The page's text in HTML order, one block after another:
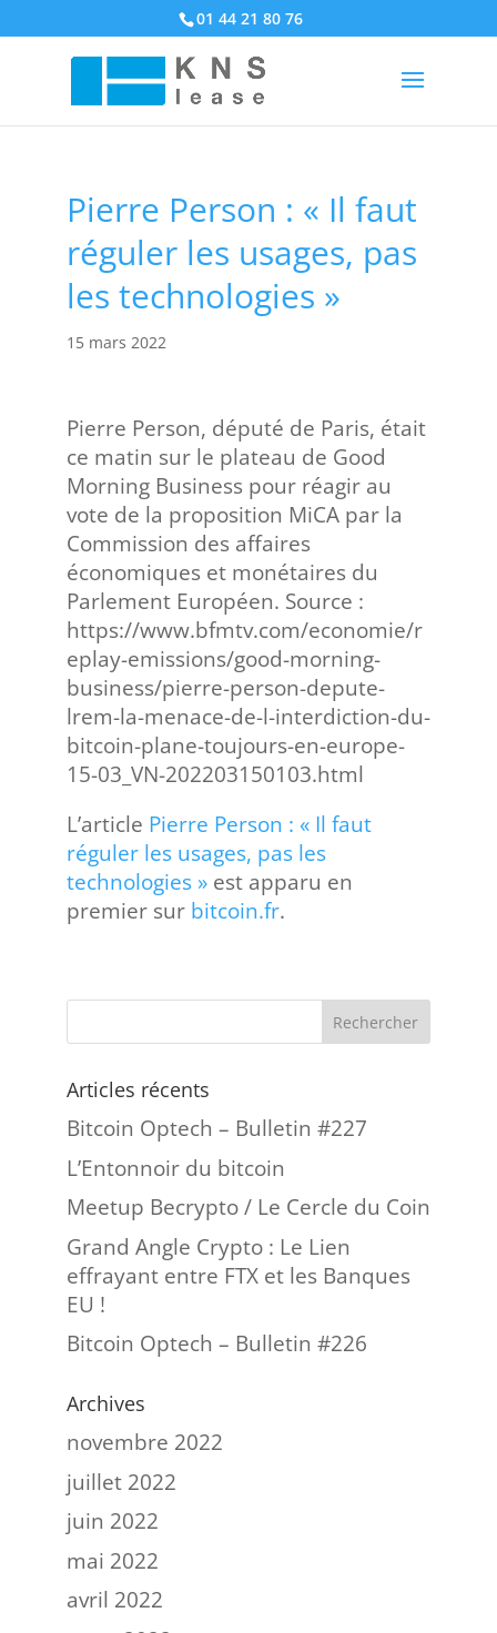
01 44 21 80 76
Pierre Person : « Il faut
réguler les usages, pas
les technologies »
15 mars 2022
Pierre Person, député de Paris, était
ce matin sur le plateau de Good
Morning Business pour réagir au
vote de la proposition MiCA par la
Commission des affaires
économiques et monétaires du
Parlement Européen. Source :
https://www.bfmtv.com/economie/r
eplay-emissions/good-morning-
business/pierre-person-depute-
lrem-la-menace-de-l-interdiction-du-
bitcoin-plane-toujours-en-europe-
15-03_VN-202203150103.html
L’article Pierre Person : « Il faut
réguler les usages, pas les
technologies »est apparu en
premier sur bitcoin.fr.
Articles récents
Bitcoin Optech – Bulletin #227
L’Entonnoir du bitcoin
Meetup Becrypto / Le Cercle du Coin
Grand Angle Crypto : Le Lien
effrayant entre FTX et les Banques
EU !
Bitcoin Optech – Bulletin #226
Archives
novembre 2022
juillet 2022
juin 2022
mai 2022
avril 2022